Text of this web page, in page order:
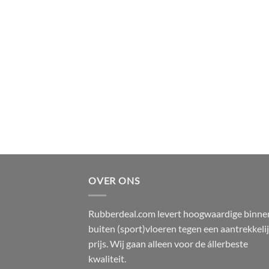
OVER ONS
Rubberdeal.com levert hoogwaardige
buiten (sport)vloeren tegen een
prijs. Wij gaan alleen voor de állerbeste
kwaliteit.